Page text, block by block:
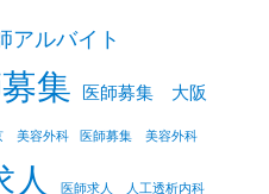
アルバイト
集 医師募集 大阪
美容外科 医師募集 美容外科
人 医師求人 人工透析内科